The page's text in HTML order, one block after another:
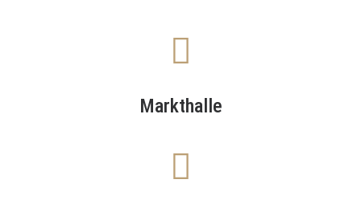
Markthalle